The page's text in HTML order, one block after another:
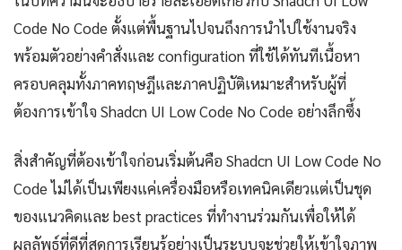
Code No Code ตั้งแต่พื้นฐานไปจนถึงการนำไปใช้งานจริง
พร้อมตัวอย่างคำสั่งและ configuration ที่ใช้ได้ทันทีเนื้อหา
ครอบคลุมทั้งภาคทฤษฎีและภาคปฏิบัติเหมาะสำหรับผู้ที่
ต้องการเข้าใจ Shadcn UI Low Code No Code อย่างลึกซึ้ง
สิ่งสำคัญที่ต้องเข้าใจก่อนเริ่มต้นคือ Shadcn UI Low Code No
Code ไม่ได้เป็นเพียงแค่เครื่องมือหรือเทคนิคเดียวแต่เป็นชุด
ของแนวคิดและ best practices ที่ทำงานร่วมกันเพื่อให้ได้
ผลลัพธ์ที่ดีที่สุดการเรียนรู้อย่างเป็นระบบจะช่วยให้เข้าใจภาพ